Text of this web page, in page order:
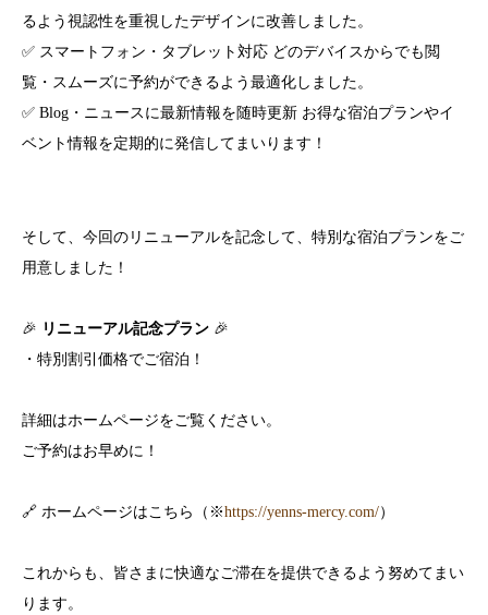
るよう視認性を重視したデザインに改善しました。
✅ スマートフォン・タブレット対応 どのデバイスからでも閲
覧・スムーズに予約ができるよう最適化しました。
✅ Blog・ニュースに最新情報を随時更新 お得な宿泊プランやイ
ベント情報を定期的に発信してまいります！
そして、今回のリニューアルを記念して、特別な宿泊プランをご
用意しました！
🎉 リニューアル記念プラン 🎉
・特別割引価格でご宿泊！
詳細はホームページをご覧ください。
ご予約はお早めに！
🔗 ホームページはこちら（※https://yenns-mercy.com/）
これからも、皆さまに快適なご滞在を提供できるよう努めてまい
ります。